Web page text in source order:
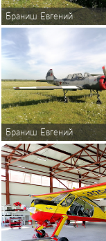
Браниш Евгений
Браниш Евгений